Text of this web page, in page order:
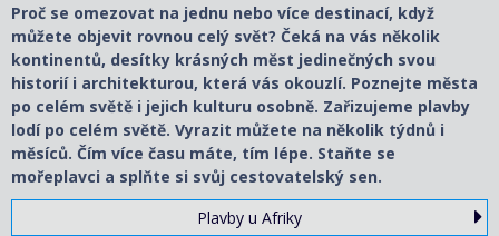
Proč se omezovat na jednu nebo více destinací, když
můžete objevit rovnou celý svět? Čeká na vás několik
kontinentů, desítky krásných měst jedinečných svou
historií i architekturou, která vás okouzlí. Poznejte města
po celém světě i jejich kulturu osobně. Zařizujeme plavby
lodí po celém světě. Vyrazit můžete na několik týdnů i
měsíců. Čím více času máte, tím lépe. Staňte se
mořeplavci a splňte si svůj cestovatelský sen.
Plavby u Afriky